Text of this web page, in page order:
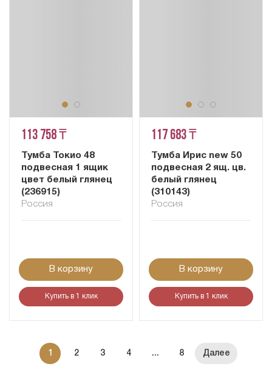
113 758 ₸
Тумба Токио 48
подвесная 1 ящик
цвет белый глянец
(236915)
Россия
В корзину
Купить в 1 клик
117 683 ₸
Тумба Ирис new 50
подвесная 2 ящ. цв.
белый глянец
(310143)
Россия
В корзину
Купить в 1 клик
1 2 3 4 ... 8